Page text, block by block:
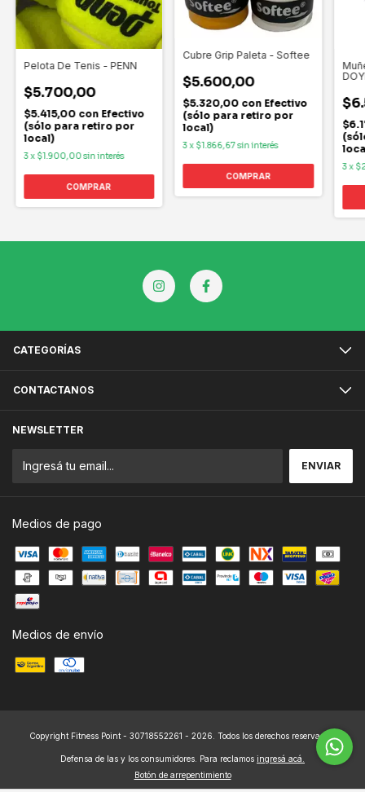
Pelota De Tenis - PENN
$5.700,00
$5.415,00 con Efectivo
(sólo para retiro por
local)
3x $1.900,00sin interés
Cubre Grip Paleta - Softee
$5.600,00
$5.320,00 con Efectivo
(sólo para retiro por
local)
3x $1.866,67sin interés
3x
CATEGORÍAS
CONTACTANOS
NEWSLETTER
Medios de pago
Medios de envío
Copyright Fitness Point - 30718552261 - 2026. Todos los derechos reservados.
Defensa de las y los consumidores. Para reclamos ingresá acá.
Botón de arrepentimiento